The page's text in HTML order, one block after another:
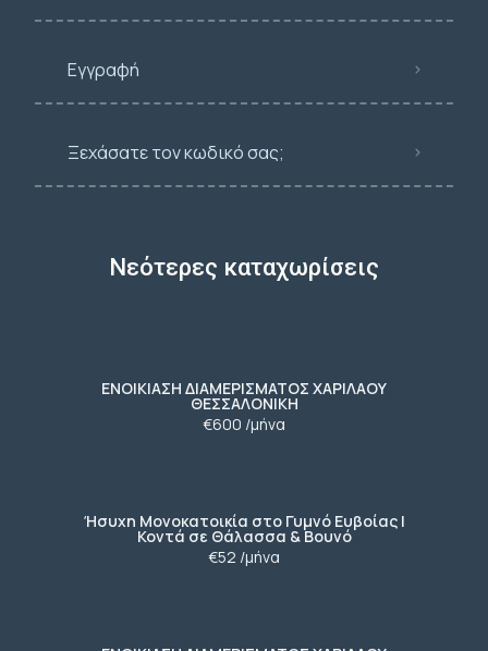
Εγγραφή
Ξεχάσατε τον κωδικό σας;
Νεότερες καταχωρίσεις
ΕΝΟΙΚΙΑΣΗ ΔΙΑΜΕΡΙΣΜΑΤΟΣ ΧΑΡΙΛΑΟΥ
ΘΕΣΣΑΛΟΝΙΚΗ
€600 /μήνα
Ήσυχη Μονοκατοικία στο Γυμνό Ευβοίας |
Κοντά σε Θάλασσα & Βουνό
€52 /μήνα